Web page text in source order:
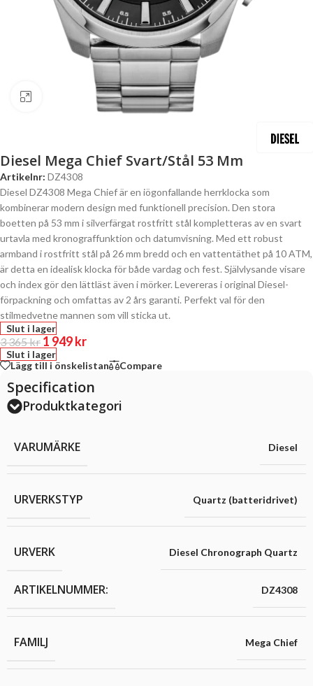
Click to enlarge
Diesel Mega Chief Svart/Stål 53 Mm
Artikelnr: DZ4308
Diesel DZ4308 Mega Chief är en iögonfallande herrklocka som
kombinerar modern design med funktionell precision. Den stora
boetten på 53 mm i silverfärgat rostfritt stål kompletteras av en svart
urtavla med kronograffunktion och datumvisning. Med ett robust
armband i rostfritt stål på 26 mm bredd och en vattentäthet på 10 ATM,
är detta en idealisk klocka för både vardag och fest. Självlysande visare
och index gör den lättläst även i mörker. Levereras i original Diesel-
förpackning och omfattas av 2 års garanti. Perfekt val för den
stilmedvetne mannen som vill sticka ut.
Slut i lager
3 365kr 1 949kr
Slut i lager
Lägg till i önskelistan
Compare
Specification
Produktkategori
VARUMÄRKE Diesel
URVERKSTYP Quartz (batteridrivet)
URVERK Diesel Chronograph Quartz
ARTIKELNUMMER: DZ4308
FAMILJ Mega Chief